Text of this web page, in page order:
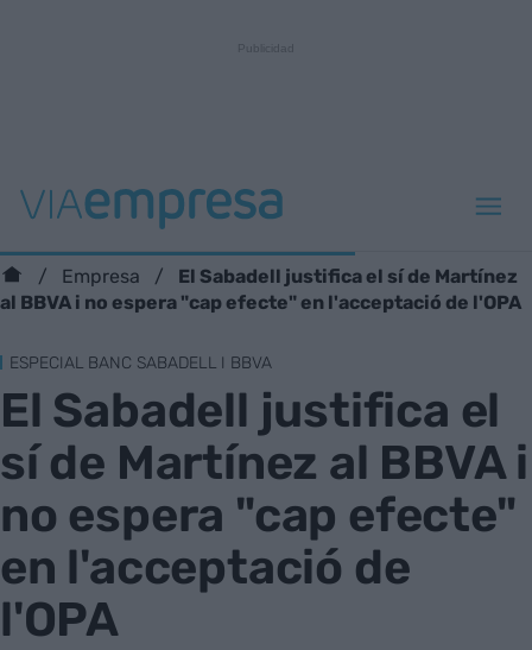
Empresa
El Sabadell justifica el sí de Martínez
al BBVA i no espera "cap efecte" en l'acceptació de l'OPA
ESPECIAL BANC SABADELL I BBVA
El Sabadell justifica el
sí de Martínez al BBVA i
no espera "cap efecte"
en l'acceptació de
l'OPA